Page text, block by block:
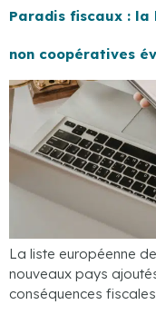
Paradis fiscaux : la
non coopératives
La liste européenne
nouveaux pays
conséquences